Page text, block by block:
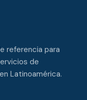
referencia para
de
Latinoamérica.